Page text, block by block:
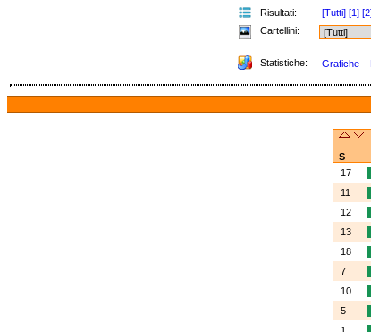
Risultati:
[Tutti] [1]
Cartellini:
Statistiche: Grafiche
S
17
11
12
13
18
7
10
5